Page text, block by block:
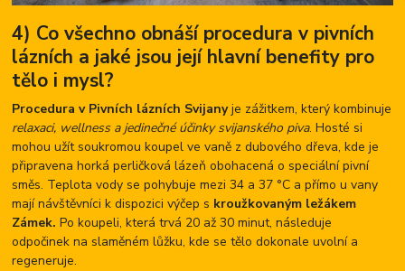
4) Co všechno obnáší procedura v pivních
lázních a jaké jsou její hlavní benefity pro
tělo i mysl?
Procedura v Pivních lázních Svijanyje zážitkem, který kombinuje
relaxaci, wellness a jedinečné účinky svijanského piva. Hosté si
mohou užít soukromou koupel ve vaně z dubového dřeva, kde je
připravena horká perličková lázeň obohacená o speciální pivní
směs. Teplota vody se pohybuje mezi 34 a 37 °C a přímo u vany
mají návštěvníci k dispozici výčep s kroužkovaným ležákem
Zámek. Po koupeli, která trvá 20 až 30 minut, následuje
odpočinek na slaměném lůžku, kde se tělo dokonale uvolní a
regeneruje.